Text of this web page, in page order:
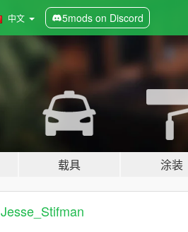
中文 5mods on Discord
载具 涂装
Jesse_Stifman